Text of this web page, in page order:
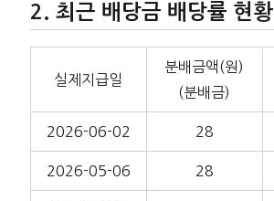
최근 배당금 배당률 현황
실제지급일
분배금액(원)
(분배금)
2026-06-02 28
2026-05-06 28